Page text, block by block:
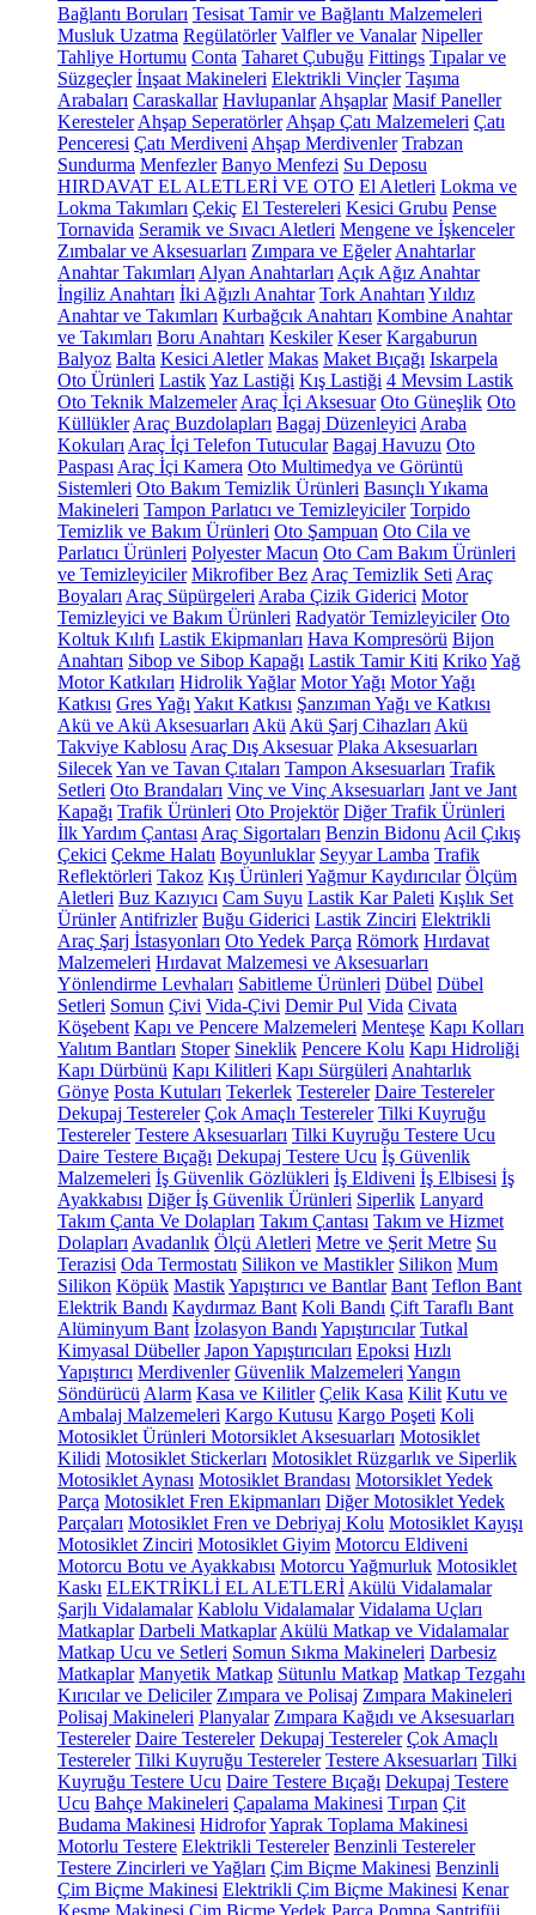
Bağlantı Boruları Tesisat Tamir ve Bağlantı Malzemeleri
Musluk Uzatma Regülatörler Valfler ve Vanalar Nipeller
Tahliye Hortumu Conta Taharet Çubuğu Fittings Tıpalar ve
Süzgeçler İnşaat Makineleri Elektrikli Vinçler Taşıma
Arabaları Caraskallar Havlupanlar Ahşaplar Masif Paneller
Keresteler Ahşap Seperatörler Ahşap Çatı Malzemeleri Çatı
Penceresi Çatı Merdiveni Ahşap Merdivenler Trabzan
Sundurma Menfezler Banyo Menfezi Su Deposu
HIRDAVAT EL ALETLERİ VE OTO El Aletleri Lokma ve
Lokma Takımları Çekiç El Testereleri Kesici Grubu Pense
Tornavida Seramik ve Sıvacı Aletleri Mengene ve İşkenceler
Zımbalar ve Aksesuarları Zımpara ve Eğeler Anahtarlar
Anahtar Takımları Alyan Anahtarları Açık Ağız Anahtar
İngiliz Anahtarı İki Ağızlı Anahtar Tork Anahtarı Yıldız
Anahtar ve Takımları Kurbağcık Anahtarı Kombine Anahtar
ve Takımları Boru Anahtarı Keskiler Keser Kargaburun
Balyoz Balta Kesici Aletler Makas Maket Bıçağı Iskarpela
Oto Ürünleri LastikYaz Lastiği Kış Lastiği 4 Mevsim Lastik
Oto Teknik Malzemeler Araç İçi Aksesuar Oto Güneşlik Oto
Küllükler Araç Buzdolapları Bagaj Düzenleyici Araba
Kokuları Araç İçi Telefon Tutucular Bagaj Havuzu Oto
Paspası Araç İçi Kamera Oto Multimedya ve Görüntü
Sistemleri Oto Bakım Temizlik Ürünleri Basınçlı Yıkama
Makineleri Tampon Parlatıcı ve Temizleyiciler Torpido
Temizlik ve Bakım Ürünleri Oto Şampuan Oto Cila ve
Parlatıcı Ürünleri Polyester Macun Oto Cam Bakım Ürünleri
ve Temizleyiciler Mikrofiber Bez Araç Temizlik Seti Araç
Boyaları Araç Süpürgeleri Araba Çizik Giderici Motor
Temizleyici ve Bakım Ürünleri Radyatör Temizleyiciler Oto
Koltuk Kılıfı Lastik Ekipmanları Hava Kompresörü Bijon
Anahtarı Sibop ve Sibop Kapağı Lastik Tamir Kiti KrikoYağ
Motor Katkıları Hidrolik Yağlar Motor Yağı Motor Yağı
Katkısı Gres Yağı Yakıt Katkısı Şanzıman Yağı ve Katkısı
Akü ve Akü Aksesuarları Akü Akü Şarj Cihazları Akü
Takviye Kablosu Araç Dış Aksesuar Plaka Aksesuarları
SilecekYan ve Tavan Çıtaları Tampon Aksesuarları Trafik
Setleri Oto Brandaları Vinç ve Vinç Aksesuarları Jant ve Jant
Kapağı Trafik Ürünleri Oto Projektör Diğer Trafik Ürünleri
İlk Yardım Çantası Araç Sigortaları Benzin Bidonu Acil Çıkış
Çekici Çekme Halatı Boyunluklar Seyyar Lamba Trafik
Reflektörleri Takoz Kış Ürünleri Yağmur Kaydırıcılar Ölçüm
Aletleri Buz Kazıyıcı Cam Suyu Lastik Kar Paleti Kışlık Set
Ürünler Antifrizler Buğu Giderici Lastik Zinciri Elektrikli
Araç Şarj İstasyonları Oto Yedek Parça Römork Hırdavat
Malzemeleri Hırdavat Malzemesi ve Aksesuarları
Yönlendirme Levhaları Sabitleme Ürünleri Dübel Dübel
Setleri Somun Çivi Vida-Çivi Demir Pul Vida Civata
Köşebent Kapı ve Pencere Malzemeleri Menteşe Kapı Kolları
Yalıtım Bantları Stoper Sineklik Pencere Kolu Kapı Hidroliği
Kapı Dürbünü Kapı Kilitleri Kapı Sürgüleri Anahtarlık
Gönye Posta Kutuları Tekerlek Testereler Daire Testereler
Dekupaj Testereler Çok Amaçlı Testereler Tilki Kuyruğu
Testereler Testere Aksesuarları Tilki Kuyruğu Testere Ucu
Daire Testere Bıçağı Dekupaj Testere Ucu İş Güvenlik
Malzemeleri İş Güvenlik Gözlükleri İş Eldiveni İş Elbisesi İş
Ayakkabısı Diğer İş Güvenlik Ürünleri Siperlik Lanyard
Takım Çanta Ve Dolapları Takım Çantası Takım ve Hizmet
Dolapları Avadanlık Ölçü Aletleri Metre ve Şerit Metre Su
Terazisi Oda Termostatı Silikon ve Mastikler Silikon Mum
Silikon Köpük MastikYapıştırıcı ve Bantlar Bant Teflon Bant
Elektrik Bandı Kaydırmaz Bant Koli Bandı Çift Taraflı Bant
Alüminyum Bant İzolasyon Bandı Yapıştırıcılar Tutkal
Kimyasal Dübeller Japon Yapıştırıcıları Epoksi Hızlı
Yapıştırıcı Merdivenler Güvenlik Malzemeleri Yangın
Söndürücü Alarm Kasa ve Kilitler Çelik Kasa Kilit Kutu ve
Ambalaj Malzemeleri Kargo Kutusu Kargo Poşeti Koli
Motosiklet Ürünleri Motorsiklet Aksesuarları Motosiklet
Kilidi Motosiklet Stickerları Motosiklet Rüzgarlık ve Siperlik
Motosiklet Aynası Motosiklet Brandası Motorsiklet Yedek
Parça Motosiklet Fren Ekipmanları Diğer Motosiklet Yedek
Parçaları Motosiklet Fren ve Debriyaj Kolu Motosiklet Kayışı
Motosiklet Zinciri Motosiklet Giyim Motorcu Eldiveni
Motorcu Botu ve Ayakkabısı Motorcu Yağmurluk Motosiklet
Kaskı ELEKTRİKLİ EL ALETLERİ Akülü Vidalamalar
Şarjlı Vidalamalar Kablolu Vidalamalar Vidalama Uçları
Matkaplar Darbeli Matkaplar Akülü Matkap ve Vidalamalar
Matkap Ucu ve Setleri Somun Sıkma Makineleri Darbesiz
Matkaplar Manyetik Matkap Sütunlu Matkap Matkap Tezgahı
Kırıcılar ve Deliciler Zımpara ve Polisaj Zımpara Makineleri
Polisaj Makineleri Planyalar Zımpara Kağıdı ve Aksesuarları
Testereler Daire Testereler Dekupaj Testereler Çok Amaçlı
Testereler Tilki Kuyruğu Testereler Testere Aksesuarları Tilki
Kuyruğu Testere Ucu Daire Testere Bıçağı Dekupaj Testere
Ucu Bahçe Makineleri Çapalama Makinesi Tırpan Çit
Budama Makinesi HidroforYaprak Toplama Makinesi
Motorlu Testere Elektrikli Testereler Benzinli Testereler
Testere Zincirleri ve Yağları Çim Biçme Makinesi Benzinli
Çim Biçme Makinesi Elektrikli Çim Biçme Makinesi Kenar
Kesme Makinesi Çim Biçme Yedek Parça Pompa Santrifüj